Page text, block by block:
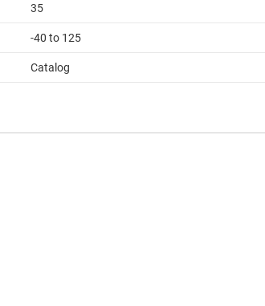
35
-40 to 125
Catalog